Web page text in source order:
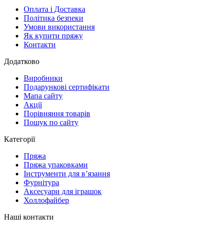
Оплата і Доставка
Політика безпеки
Умови використання
Як купити пряжу
Контакти
Додатково
Виробники
Подарункові сертифікати
Мапа сайту
Акції
Порівняння товарів
Пошук по сайту
Категорії
Пряжа
Пряжа упаковками
Інструменти для в’язання
Фурнітура
Аксесуари для іграшок
Холлофайбер
Наші контакти